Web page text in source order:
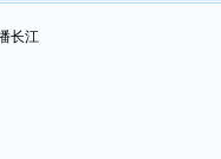
长江